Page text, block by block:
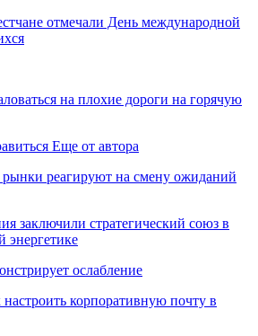
отмечали День международной
на плохие дороги на горячую
Еще от автора
рынки реагируют на смену ожиданий
заключили стратегический союз в
энергетике
ослабление
корпоративную почту в